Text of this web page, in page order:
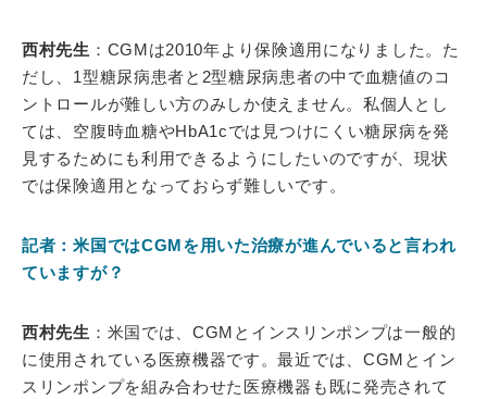
西村先生 ：CGMは2010年より保険適用になりました。た
だし、1型糖尿病患者と2型糖尿病患者の中で血糖値のコ
ントロールが難しい方のみしか使えません。私個人とし
ては、空腹時血糖やHbA1cでは見つけにくい糖尿病を発
見するためにも利用できるようにしたいのですが、現状
では保険適用となっておらず難しいです。
記者：米国ではCGMを用いた治療が進んでいると言われ
ていますが？
西村先生 ：米国では、CGMとインスリンポンプは一般的
に使用されている医療機器です。最近では、CGMとイン
スリンポンプを組み合わせた医療機器も既に発売されて